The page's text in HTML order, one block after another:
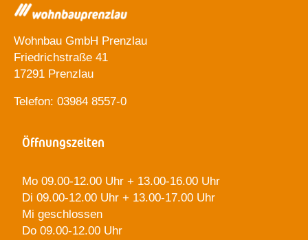
Wohnbau GmbH Prenzlau
Friedrichstraße 41
17291 Prenzlau
Telefon: 03984 8557-0
Öffnungszeiten
Mo 09.00-12.00 Uhr + 13.00-16.00 Uhr
Di 09.00-12.00 Uhr + 13.00-17.00 Uhr
Mi geschlossen
Do 09.00-12.00 Uhr